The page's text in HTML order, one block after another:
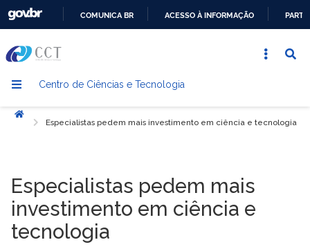
CONTEÚDO
COMUNICA BR ACESSO À INFORMAÇÃO
Centro de Ciências e Tecnologia
Início
Especialistas pedem mais investimento em ciência e tecnologia
Especialistas pedem mais
investimento em ciência e
tecnologia